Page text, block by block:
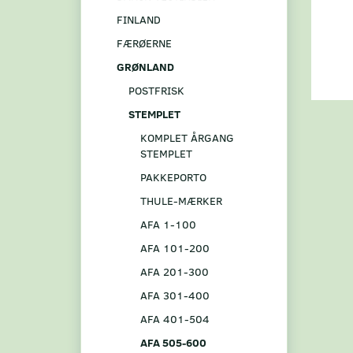
FINLAND
FÆRØERNE
GRØNLAND
POSTFRISK
STEMPLET
KOMPLET ÅRGANG
STEMPLET
PAKKEPORTO
THULE-MÆRKER
AFA 1-100
AFA 101-200
AFA 201-300
AFA 301-400
AFA 401-504
AFA 505-600